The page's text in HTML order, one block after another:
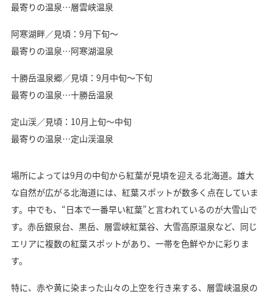
最寄りの温泉…層雲峡温泉
阿寒湖畔／見頃：9月下旬〜
最寄りの温泉…阿寒湖温泉
十勝岳温泉郷／見頃：9月中旬〜下旬
最寄りの温泉…十勝岳温泉
定山渓／見頃：10月上旬〜中旬
最寄りの温泉…定山渓温泉
場所によっては9月の中旬から紅葉が見頃を迎える北海道。雄大
な自然が広がる北海道には、紅葉スポットが数多く点在していま
す。中でも、“日本で一番早い紅葉”と言われているのが大雪山で
す。赤岳銀泉台、黒岳、層雲峡紅葉谷、大雪高原温泉など、同じ
エリアに複数の紅葉スポットがあり、一帯を色鮮やかに彩りま
す。
特に、赤や黄に染まった山々の上空を行き来する、層雲峡温泉の